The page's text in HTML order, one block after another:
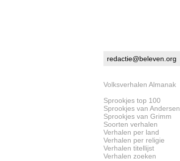
redactie@beleven.org
Volksverhalen Almanak
Sprookjes top 100
Sprookjes van Andersen
Sprookjes van Grimm
Soorten verhalen
Verhalen per land
Verhalen per religie
Verhalen titellijst
Verhalen zoeken